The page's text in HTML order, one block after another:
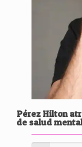
Pérez Hilton
de salud